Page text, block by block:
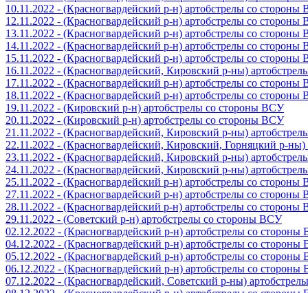
10.11.2022 - (Красногвардейский р-н) артобстрелы со стороны
12.11.2022 - (Красногвардейский р-н) артобстрелы со стороны
13.11.2022 - (Красногвардейский р-н) артобстрелы со стороны
14.11.2022 - (Красногвардейский р-н) артобстрелы со стороны
15.11.2022 - (Красногвардейский р-н) артобстрелы со стороны
16.11.2022 - (Красногвардейский, Кировский р-ны)
17.11.2022 - (Красногвардейский р-н) артобстрелы со стороны
18.11.2022 - (Красногвардейский р-н) артобстрелы со стороны
19.11.2022 - (Кировский р-н) артобстрелы со стороны ВСУ
20.11.2022 - (Кировский р-н) артобстрелы со стороны ВСУ
21.11.2022 - (Красногвардейский, Кировский р-ны)
22.11.2022 - (Красногвардейский, Кировский, Горняцкий р-
23.11.2022 - (Красногвардейский, Кировский р-ны)
24.11.2022 - (Красногвардейский, Кировский р-ны)
25.11.2022 - (Красногвардейский р-н) артобстрелы со стороны
27.11.2022 - (Красногвардейский р-н) артобстрелы со стороны
28.11.2022 - (Красногвардейский р-н) артобстрелы со стороны
29.11.2022 - (Советский р-н) артобстрелы со стороны ВСУ
02.12.2022 - (Красногвардейский р-н) артобстрелы со
04.12.2022 - (Красногвардейский р-н) артобстрелы со
05.12.2022 - (Красногвардейский р-н) артобстрелы со
06.12.2022 - (Красногвардейский р-н) артобстрелы со
07.12.2022 - (Красногвардейский, Советский р-ны)